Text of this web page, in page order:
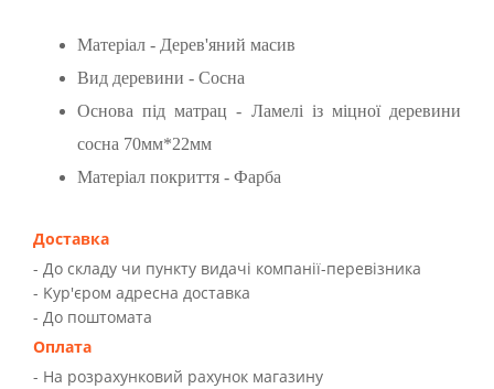
Матеріал - Дерев'яний масив
Вид деревини - Сосна
Основа під матрац - Ламелі із міцної деревини
сосна 70мм*22мм
Матеріал покриття - Фарба
Доставка
- До складу чи пункту видачі компанії-перевізника
- Kур'єром адресна доставка
- До поштомата
Оплата
- На розрахунковий рахунок магазину